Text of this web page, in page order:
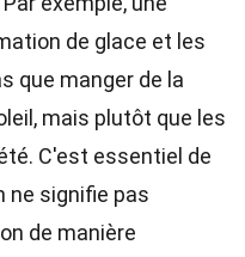
de glace et les
que manger de la
mais plutôt que les
C'est essentiel de
ne signifie pas
de manière